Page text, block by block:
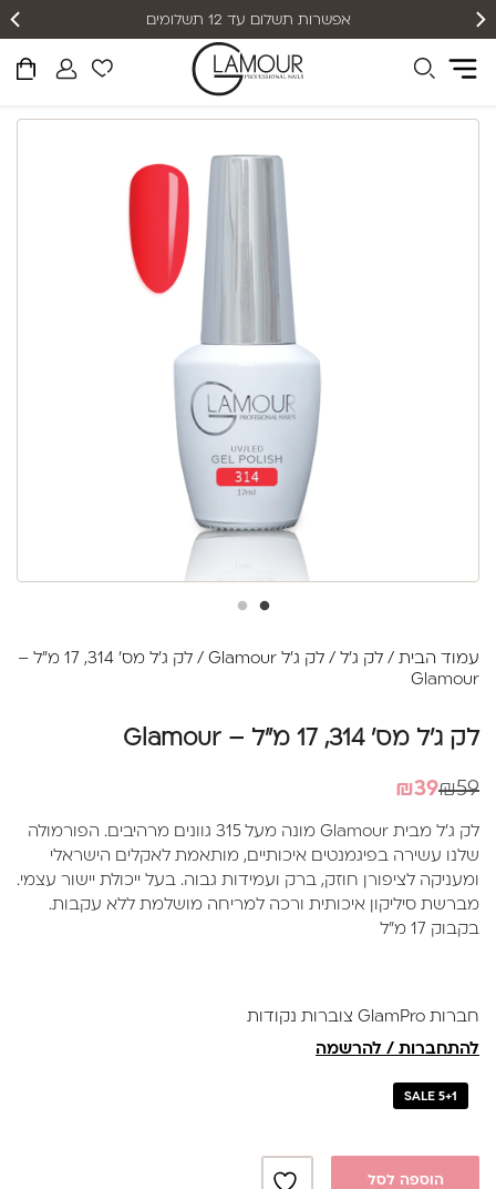
אפשרות תשלום עד 12 תשלומים
עמוד הבית / לק ג'ל / לק ג'ל Glamour
/ לק ג'ל מס' 314, 17 מ"ל –
Glamour
לק ג'ל מס' 314, 17 מ"ל – Glamour
₪59
המחיר
היה:
₪59.
₪39
המחיר
הוא:
₪39.
לק ג'ל מבית Glamour מונה מעל 315 גוונים מרהיבים. הפורמולה
שלנו עשירה בפיגמנטים איכותיים, מותאמת לאקלים הישראלי
ומעניקה לציפורן חוזק, ברק ועמידות גבוה. בעל ייכולת יישור עצמי.
מברשת סיליקון איכותית ורכה למריחה מושלמת ללא עקבות.
בקבוק 17 מ"ל
חברות GlamPro צוברות נקודות
להתחברות / להרשמה
SALE 5+1
הוספה לסל